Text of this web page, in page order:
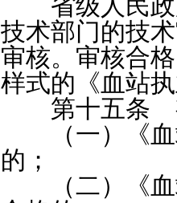
省级人民政
技术部门的技
审核。审核合
样式的《血站
第十五条 有
（一）《血
的；
（二）《血